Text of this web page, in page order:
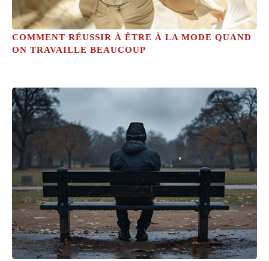
COMMENT RÉUSSIR À ÊTRE À LA MODE QUAND
ON TRAVAILLE BEAUCOUP